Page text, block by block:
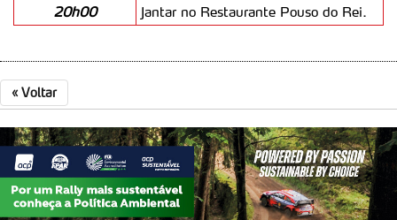
20h00
Jantar no Restaurante Pouso do Rei.
« Voltar